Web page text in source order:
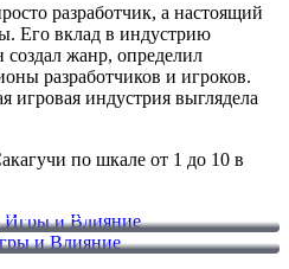
разработчик, а настоящий
Его вклад в индустрию
жанр, определил
разработчиков и игроков.
игровая индустрия выглядела
по шкале от 1 до 10 в
и Влияние
и Влияние